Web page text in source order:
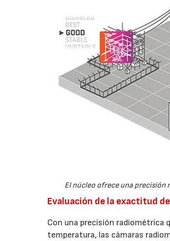
El núcleo ofrece una precisión
Evaluación de la exactitud
Con una precisión radiométrica
temperatura, las cámaras